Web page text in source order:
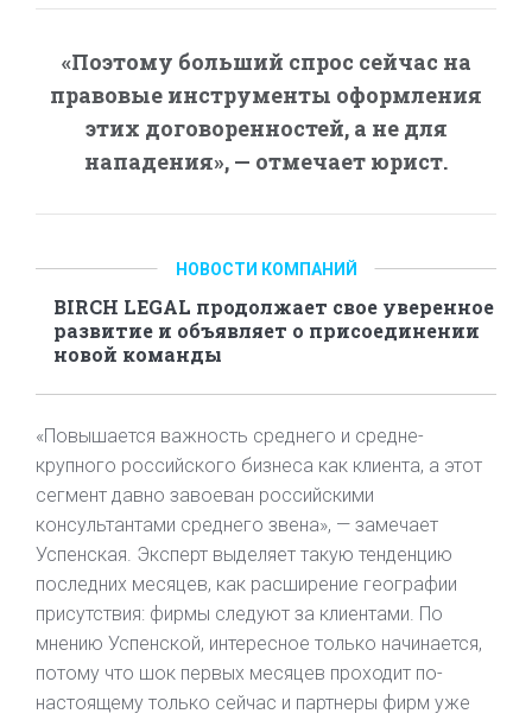
«Поэтому больший спрос сейчас на
правовые инструменты оформления
этих договоренностей, а не для
нападения», — отмечает юрист.
НОВОСТИ КОМПАНИЙ
BIRCH LEGAL продолжает свое уверенное
развитие и объявляет о присоединении
новой команды
«Повышается важность среднего и средне-
крупного российского бизнеса как клиента, а этот
сегмент давно завоеван российскими
консультантами среднего звена», — замечает
Успенская. Эксперт выделяет такую тенденцию
последних месяцев, как расширение географии
присутствия: фирмы следуют за клиентами. По
мнению Успенской, интересное только начинается,
потому что шок первых месяцев проходит по-
настоящему только сейчас и партнеры фирм уже